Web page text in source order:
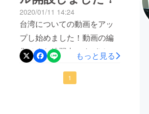
2020/01/11 14:24
台湾についての動画をアッ
プし始めました！動画の編
集はまだ練習中ですがぼち
ぼちアップしていってます
(^∇^)私の動画を見て、少し
もっと見る
1